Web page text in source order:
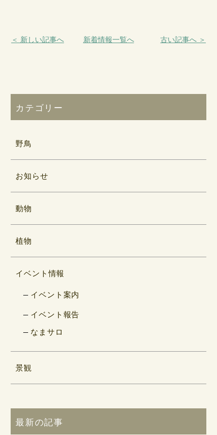
＜ 新しい記事へ 新着情報一覧へ 古い記事へ ＞
カテゴリー
野鳥
お知らせ
動物
植物
イベント情報
イベント案内
イベント報告
なまサロ
景観
最新の記事